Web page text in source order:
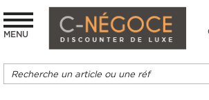
MENU